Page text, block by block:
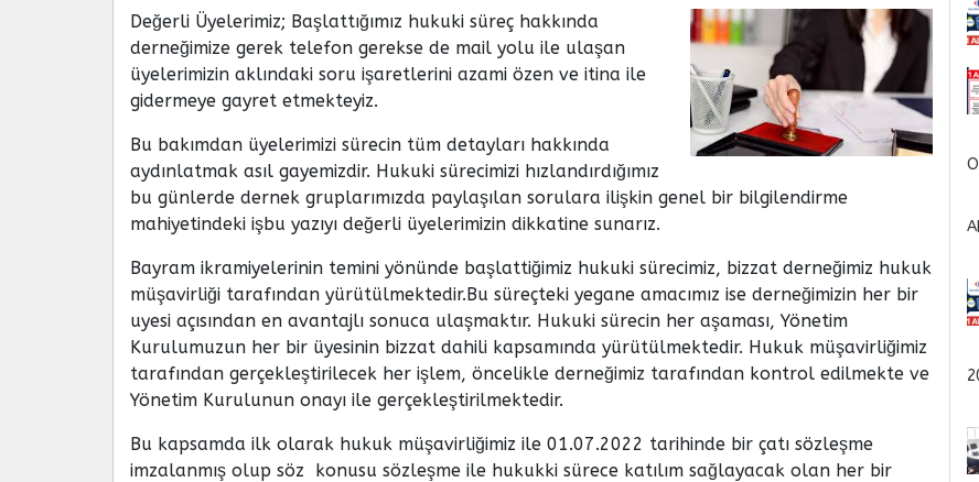
Değerli Üyelerimiz; Başlattığımız hukuki süreç hakkında
derneğimize gerek telefon gerekse de mail yolu ile ulaşan
üyelerimizin aklındaki soru işaretlerini azami özen ve itina ile
gidermeye gayret etmekteyiz.
Bu bakımdan üyelerimizi sürecin tüm detayları hakkında
aydınlatmak asıl gayemizdir. Hukuki sürecimizi hızlandırdığımız
bu günlerde dernek gruplarımızda paylaşılan sorulara ilişkin genel bir bilgilendirme
mahiyetindeki işbu yazıyı değerli üyelerimizin dikkatine sunarız.
Bayram ikramiyelerinin temini yönünde başlattiğimiz hukuki sürecimiz, bizzat derneğimiz hukuk
müşavirliği tarafından yürütülmektedir.Bu süreçteki yegane amacımız ise derneğimizin her bir
uyesi açısından en avantajlı sonuca ulaşmaktır. Hukuki sürecin her aşaması, Yönetim
Kurulumuzun her bir üyesinin bizzat dahili kapsamında yürütülmektedir. Hukuk müşavirliğimiz
tarafından gerçekleştirilecek her işlem, öncelikle derneğimiz tarafından kontrol edilmekte ve
Yönetim Kurulunun onayı ile gerçekleştirilmektedir.
Bu kapsamda ilk olarak hukuk müşavirliğimiz ile 01.07.2022 tarihinde bir çatı sözleşme
imzalanmış olup söz konusu sözleşme ile hukukki sürece katılım sağlayacak olan her bir